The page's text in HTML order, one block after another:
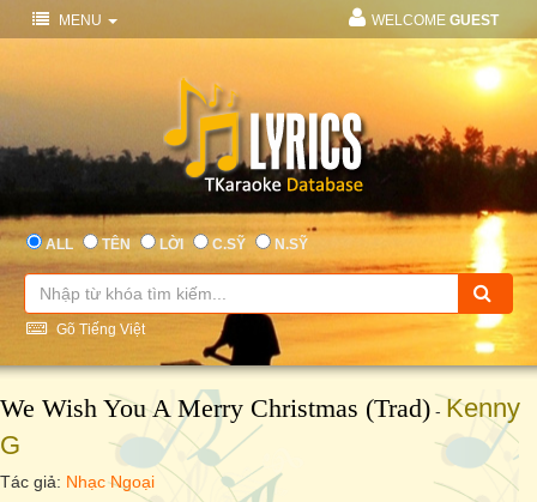
MENU WELCOME GUEST
ALL TÊN LỜI C.SỸ N.SỸ
Gõ Tiếng Việt
We Wish You A Merry Christmas (Trad) - Kenny
G
Tác giả: Nhạc Ngoại